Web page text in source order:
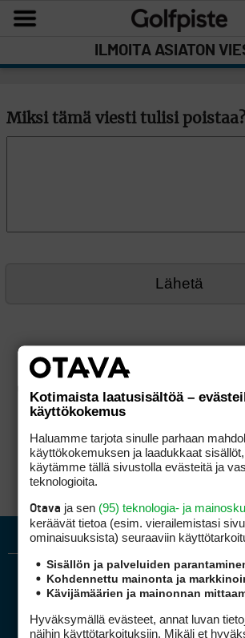
ILMOITA ASIATON
Miksi tämä viesti tulisi poistaa?
Kotimaista laatusisältöä –
käyttökokemus
Haluamme tarjota sinulle parhaan
käyttökokemuksen ja laadukkaat
käytämme tällä sivustolla evästeitä ja
teknologioita.
Otava ja sen (95) teknologia- ja
keräävät tietoa (esim. vierailemis­tasi
ominaisuuk­sista) seuraaviin
Sisällön ja palveluiden
Kohdennettu mainonta ja
Kävijämäärien ja mainonnan
Hyväksymällä evästeet, annat luvan
näihin käyttötarkoituksiin. Mikäli et